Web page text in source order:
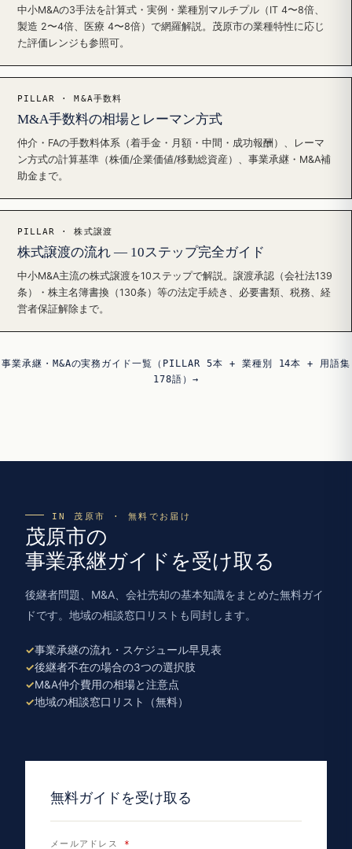
中小M&Aの3手法を計算式・実例・業種別マルチプル（IT 4〜8倍、
製造 2〜4倍、医療 4〜8倍）で網羅解説。茂原市の業種特性に応じ
た評価レンジも参照可。
PILLAR · M&A手数料
M&A手数料の相場とレーマン方式
仲介・FAの手数料体系（着手金・月額・中間・成功報酬）、レーマ
ン方式の計算基準（株価/企業価値/移動総資産）、事業承継・M&A補
助金まで。
PILLAR · 株式譲渡
株式譲渡の流れ — 10ステップ完全ガイド
中小M&A主流の株式譲渡を10ステップで解説。譲渡承認（会社法139
条）・株主名簿書換（130条）等の法定手続き、必要書類、税務、経
営者保証解除まで。
事業承継・M&Aの実務ガイド一覧（PILLAR 5本 + 業種別 14本 + 用語集
178語）→
IN 茂原市 · 無料でお届け
茂原市の
事業承継ガイドを受け取る
後継者問題、M&A、会社売却の基本知識をまとめた無料ガイ
ドです。地域の相談窓口リストも同封します。
事業承継の流れ・スケジュール早見表
後継者不在の場合の3つの選択肢
M&A仲介費用の相場と注意点
地域の相談窓口リスト（無料）
無料ガイドを受け取る
メールアドレス *